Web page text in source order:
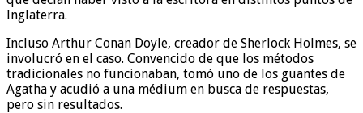
Inglaterra.
Incluso Arthur Conan Doyle, creador de Sherlock Holmes, se
involucró en el caso. Convencido de que los métodos
tradicionales no funcionaban, tomó uno de los guantes de
Agatha y acudió a una médium en busca de respuestas,
pero sin resultados.